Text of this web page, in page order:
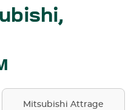
Mitsubishi Attrage